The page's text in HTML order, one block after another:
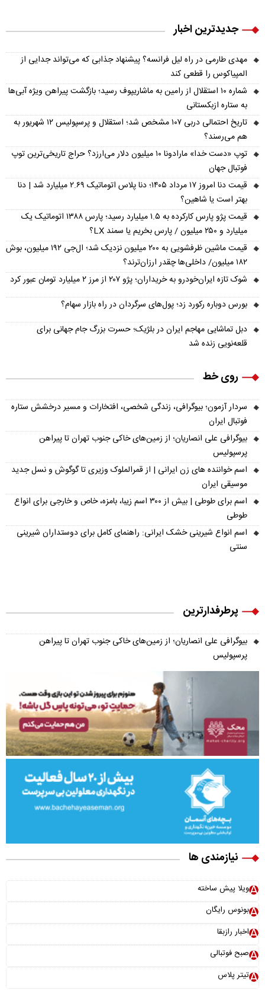
جدیدترین اخبار
مهدی طارمی در راه لیل فرانسه؟ پیشنهاد جذابی که می‌تواند جدایی از
المپیاکوس را قطعی کند
شماره ۱۰ استقلال از رامین به ماشاریپوف رسید؛ بازگشت پیراهن ویژه آبی‌ها
به ستاره ازبکستانی
تاریخ احتمالی دربی ۱۰۷ مشخص شد؛ استقلال و پرسپولیس ۱۲ شهریور به
هم می‌رسند؟
توپ «دست خدا» مارادونا ۱۰ میلیون دلار می‌ارزد؟ حراج تاریخی‌ترین توپ
فوتبال جهان
قیمت دنا امروز ۱۷ مرداد ۱۴۰۵؛ دنا پلاس اتوماتیک ۲.۶۹ میلیارد شد | دنا
بهتر است یا شاهین؟
قیمت پژو پارس کارکرده به ۱.۵ میلیارد رسید؛ پارس ۱۳۸۸ اتوماتیک یک
میلیارد و ۲۵۰ میلیون / پارس بخریم یا سمند LX؟
قیمت ماشین ظرفشویی به ۲۰۰ میلیون نزدیک شد؛ ال‌جی ۱۹۲ میلیون، بوش
۱۸۲ میلیون/ داخلی‌ها چقدر ارزان‌ترند؟
شوک تازه ایران‌خودرو به خریداران؛ پژو ۲۰۷ از مرز ۲ میلیارد تومان عبور کرد
بورس دوباره رکورد زد؛ پول‌های سرگردان در راه بازار سهام؟
دبل تماشایی مهاجم ایران در بلژیک؛ حسرت بزرگ جام جهانی برای
قلعه‌نویی زنده شد
روی خط
سردار آزمون؛ بیوگرافی، زندگی شخصی، افتخارات و مسیر درخشش ستاره
فوتبال ایران
بیوگرافی علی انصاریان؛ از زمین‌های خاکی جنوب تهران تا پیراهن
پرسپولیس
اسم خواننده های زن ایرانی | از قمرالملوک وزیری تا گوگوش و نسل جدید
موسیقی ایران
اسم برای طوطی | بیش از ۳۰۰ اسم زیبا، بامزه، خاص و خارجی برای انواع
طوطی
اسم انواع شیرینی خشک ایرانی: راهنمای کامل برای دوستداران شیرینی
سنتی
پرطرفدارترین
بیوگرافی علی انصاریان؛ از زمین‌های خاکی جنوب تهران تا پیراهن
پرسپولیس
نیازمندی ها
ویلا پیش ساخته
بونوس رایگان
اخبار رازبقا
صبح فوتبالی
تیتر پلاس